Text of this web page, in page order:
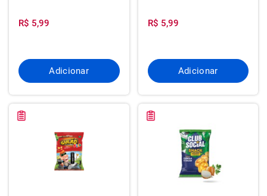
R$ 5,99
Adicionar
R$ 5,99
Adicionar